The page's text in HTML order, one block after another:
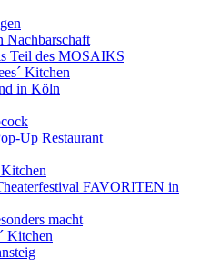
Nachbarschaft
Teil des MOSAIKS
Kitchen
in Köln
Up Restaurant
FAVORITEN in
macht
Kitchen